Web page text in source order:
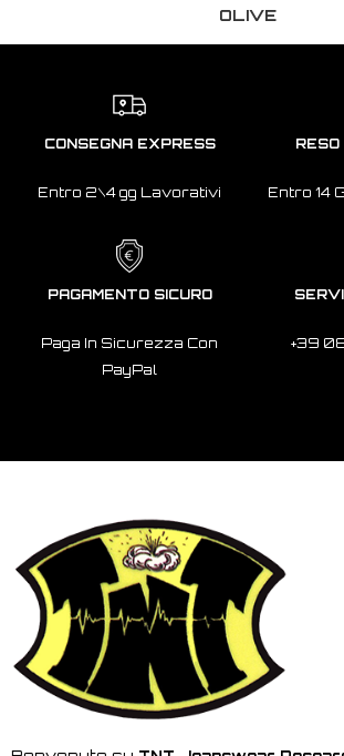
OLIVE
CONSEGNA EXPRESS
Entro 2\4 gg Lavorativi Entro 14
PAGAMENTO SICURO
Paga In Sicurezza Con
PayPal
+39